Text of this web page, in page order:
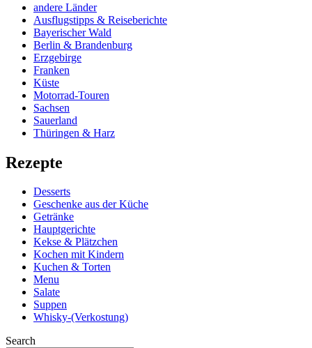
andere Länder
Ausflugstipps & Reiseberichte
Bayerischer Wald
Berlin & Brandenburg
Erzgebirge
Franken
Küste
Motorrad-Touren
Sachsen
Sauerland
Thüringen & Harz
Rezepte
Desserts
Geschenke aus der Küche
Getränke
Hauptgerichte
Kekse & Plätzchen
Kochen mit Kindern
Kuchen & Torten
Menu
Salate
Suppen
Whisky-(Verkostung)
Search